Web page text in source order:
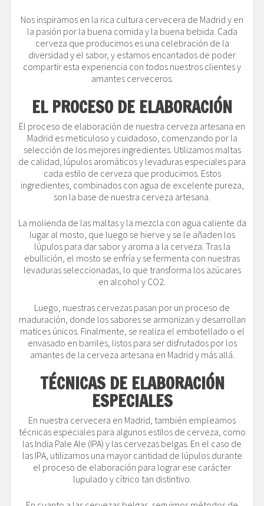
Nos inspiramos en la rica cultura cervecera de Madrid y en
la pasión por la buena comida y la buena bebida. Cada
cerveza que producimos es una celebración de la
diversidad y el sabor, y estamos encantados de poder
compartir esta experiencia con todos nuestros clientes y
amantes cerveceros.
EL PROCESO DE ELABORACIÓN
El proceso de elaboración de nuestra cerveza artesana en
Madrid es meticuloso y cuidadoso, comenzando por la
selección de los mejores ingredientes. Utilizamos maltas
de calidad, lúpulos aromáticos y levaduras especiales para
cada estilo de cerveza que producimos. Estos
ingredientes, combinados con agua de excelente pureza,
son la base de nuestra cerveza artesana.
La molienda de las maltas y la mezcla con agua caliente da
lugar al mosto, que luego se hierve y se le añaden los
lúpulos para dar sabor y aroma a la cerveza. Tras la
ebullición, el mosto se enfría y se fermenta con nuestras
levaduras seleccionadas, lo que transforma los azúcares
en alcohol y CO2.
Luego, nuestras cervezas pasan por un proceso de
maduración, donde los sabores se armonizan y desarrollan
matices únicos. Finalmente, se realiza el embotellado o el
envasado en barriles, listos para ser disfrutados por los
amantes de la cerveza artesana en Madrid y más allá.
TÉCNICAS DE ELABORACIÓN
ESPECIALES
En nuestra cervecera en Madrid, también empleamos
técnicas especiales para algunos estilos de cerveza, como
las India Pale Ale (IPA) y las cervezas belgas. En el caso de
las IPA, utilizamos una mayor cantidad de lúpulos durante
el proceso de elaboración para lograr ese carácter
lupulado y cítrico tan distintivo.